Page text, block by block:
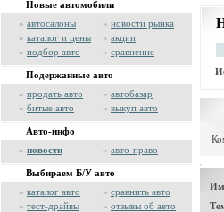
Новые автомобили
» автосалоны » новости рынка
» каталог и цены » акции
» подбор авто » сравнение
Подержанные авто
» продать авто » автобазар
» битые авто » выкуп авто
Авто-инфо
» новости » авто-право
Выбираем Б/У авто
» каталог авто » сравнить авто
» тест-драйвы » отзывы об авто